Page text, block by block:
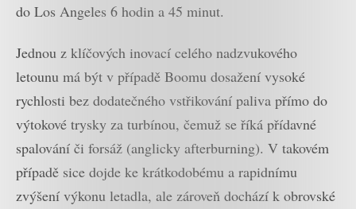
do Los Angeles 6 hodin a 45 minut.
Jednou z klíčových inovací celého nadzvukového
letounu má být v případě Boomu dosažení vysoké
rychlosti bez dodatečného vstřikování paliva přímo do
výtokové trysky za turbínou, čemuž se říká přídavné
spalování či forsáž (anglicky afterburning). V takovém
případě sice dojde ke krátkodobému a rapidnímu
zvýšení výkonu letadla, ale zároveň dochází k obrovské